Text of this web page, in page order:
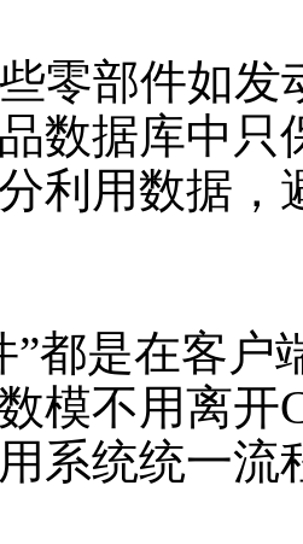
零部件如发
数据库中只
利用数据，
都是在客户
模不用离开
系统统一流